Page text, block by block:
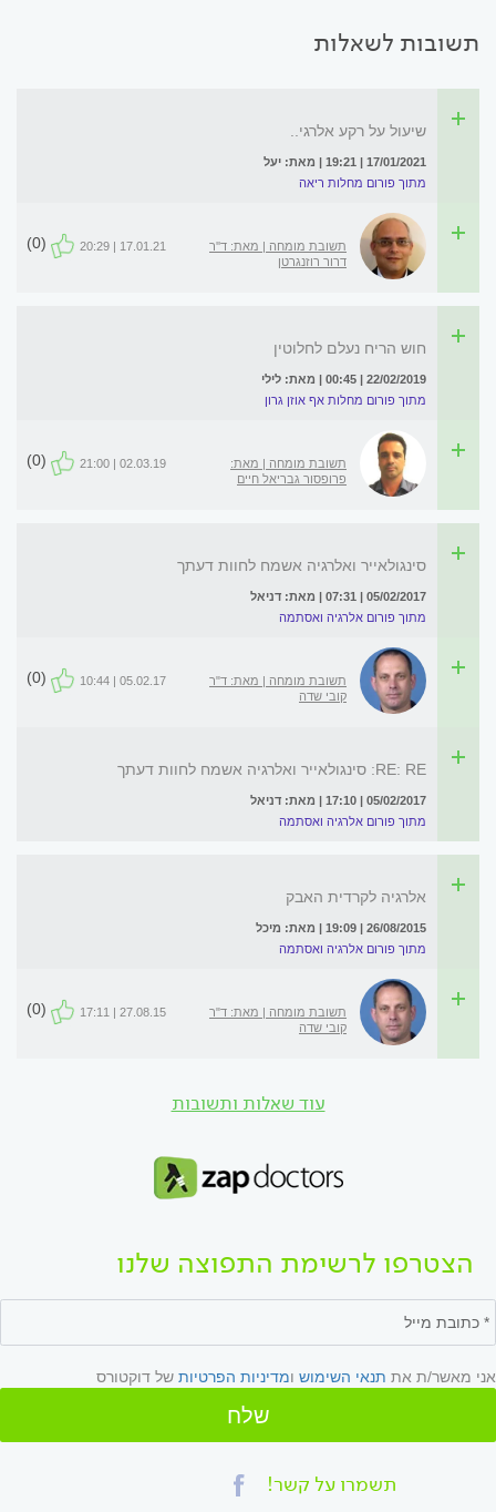
תשובות לשאלות
שיעול על רקע אלרגי..
17/01/2021 | 19:21 | מאת: יעל
מתוך פורום מחלות ריאה
תשובת מומחה | מאת: ד''ר
דרור רוזנגרטן
17.01.21 | 20:29
(0)
חוש הריח נעלם לחלוטין
22/02/2019 | 00:45 | מאת: לילי
מתוך פורום מחלות אף אוזן גרון
תשובת מומחה | מאת:
פרופסור גבריאל חיים
02.03.19 | 21:00
(0)
סינגולאייר ואלרגיה אשמח לחוות דעתך
05/02/2017 | 07:31 | מאת: דניאל
מתוך פורום אלרגיה ואסתמה
תשובת מומחה | מאת: ד"ר
קובי שדה
05.02.17 | 10:44
(0)
RE: RE: סינגולאייר ואלרגיה אשמח לחוות דעתך
05/02/2017 | 17:10 | מאת: דניאל
מתוך פורום אלרגיה ואסתמה
אלרגיה לקרדית האבק
26/08/2015 | 19:09 | מאת: מיכל
מתוך פורום אלרגיה ואסתמה
תשובת מומחה | מאת: ד"ר
קובי שדה
27.08.15 | 17:11
(0)
עוד שאלות ותשובות
הצטרפו לרשימת התפוצה שלנו
אני מאשר/ת את תנאי השימוש ומדיניות הפרטיות של דוקטורס
שלח
תשמרו על קשר!